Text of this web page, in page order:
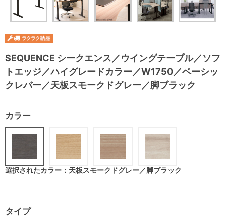
SEQUENCE シークエンス／ウイングテーブル／ソフ
トエッジ／ハイグレードカラー／W1750／ベーシッ
クレバー／天板スモークドグレー／脚ブラック
カラー
選択されたカラー：天板スモークドグレー／脚ブラック
タイプ